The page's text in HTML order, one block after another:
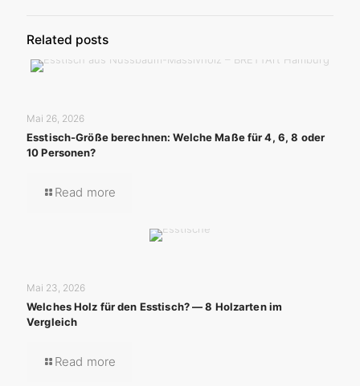
Related posts
Mai 26, 2026
Esstisch-Größe berechnen: Welche Maße für 4, 6, 8 oder
10 Personen?
Read more
Mai 23, 2026
Welches Holz für den Esstisch? — 8 Holzarten im
Vergleich
Read more